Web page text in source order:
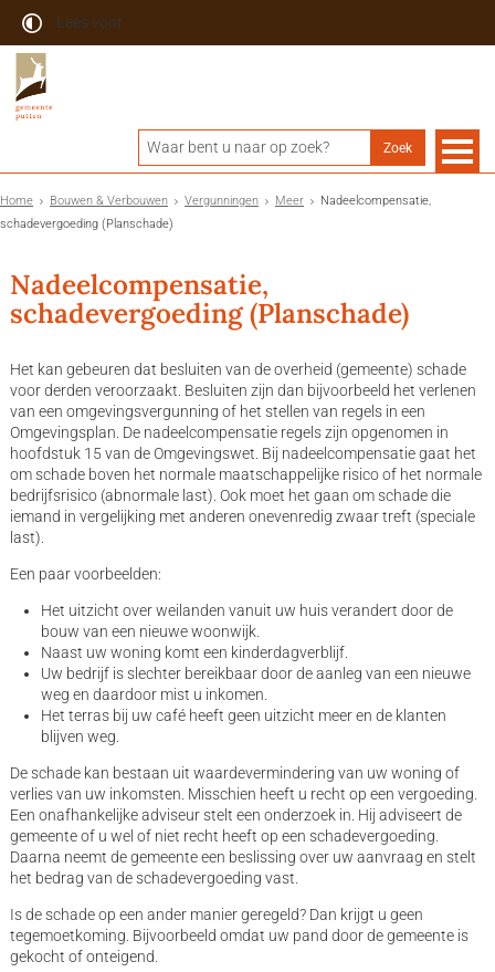
Lees voor
Home Bouwen & Verbouwen Vergunningen Meer
Nadeelcompensatie,
schadevergoeding (Planschade)
Nadeelcompensatie,
schadevergoeding (Planschade)
Het kan gebeuren dat besluiten van de overheid (gemeente) schade
voor derden veroorzaakt. Besluiten zijn dan bijvoorbeeld het verlenen
van een omgevingsvergunning of het stellen van regels in een
Omgevingsplan. De nadeelcompensatie regels zijn opgenomen in
hoofdstuk 15 van de Omgevingswet. Bij nadeelcompensatie gaat het
om schade boven het normale maatschappelijke risico of het normale
bedrijfsrisico (abnormale last). Ook moet het gaan om schade die
iemand in vergelijking met anderen onevenredig zwaar treft (speciale
last).
Een paar voorbeelden:
Het uitzicht over weilanden vanuit uw huis verandert door de
bouw van een nieuwe woonwijk.
Naast uw woning komt een kinderdagverblijf.
Uw bedrijf is slechter bereikbaar door de aanleg van een nieuwe
weg en daardoor mist u inkomen.
Het terras bij uw café heeft geen uitzicht meer en de klanten
blijven weg.
De schade kan bestaan uit waardevermindering van uw woning of
verlies van uw inkomsten. Misschien heeft u recht op een vergoeding.
Een onafhankelijke adviseur stelt een onderzoek in. Hij adviseert de
gemeente of u wel of niet recht heeft op een schadevergoeding.
Daarna neemt de gemeente een beslissing over uw aanvraag en stelt
het bedrag van de schadevergoeding vast.
Is de schade op een ander manier geregeld? Dan krijgt u geen
tegemoetkoming. Bijvoorbeeld omdat uw pand door de gemeente is
gekocht of onteigend.